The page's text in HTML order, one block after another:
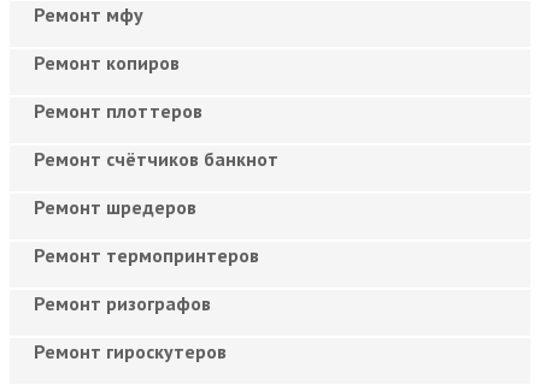
Ремонт мфу
Ремонт копиров
Ремонт плоттеров
Ремонт счётчиков банкнот
Ремонт шредеров
Ремонт термопринтеров
Ремонт ризографов
Ремонт гироскутеров